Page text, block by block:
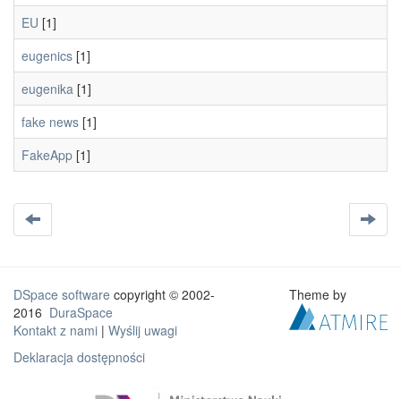
EU [1]
eugenics [1]
eugenika [1]
fake news [1]
FakeApp [1]
DSpace software copyright © 2002-
2016 DuraSpace
Kontakt z nami | Wyślij uwagi
Deklaracja dostępności
Theme by